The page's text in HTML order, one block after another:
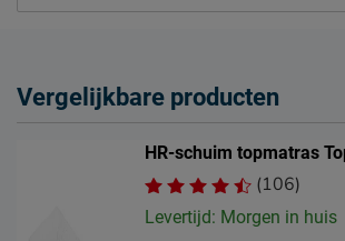
Naam Beddenreus
Postbus
Uden,
Vergelijkbare producten
HR-schuim topmatras
(106)
Levertijd: Morgen in huis